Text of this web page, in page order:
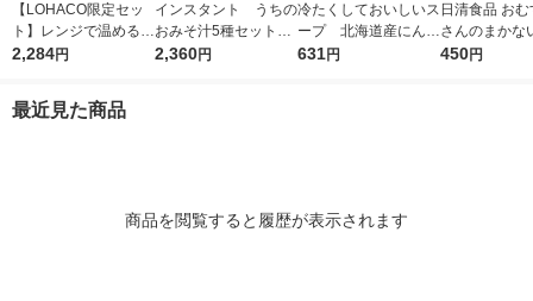
【LOHACO限定セッ
ト】レンジで温めるだ
け♪ 江崎グリコ クレ
セット（9食）
2,284円
インスタント うちの
おみそ汁5種セット
1箱(25食入) アマノ
2,360円
冷たくしておいしいス
ープ 北海道産にんじ
ん 1セット（1個×3）
631円
日清食品 お
さんのまかな
うま辛味噌チ
450円
最近見た商品
商品を閲覧すると履歴が表示されます